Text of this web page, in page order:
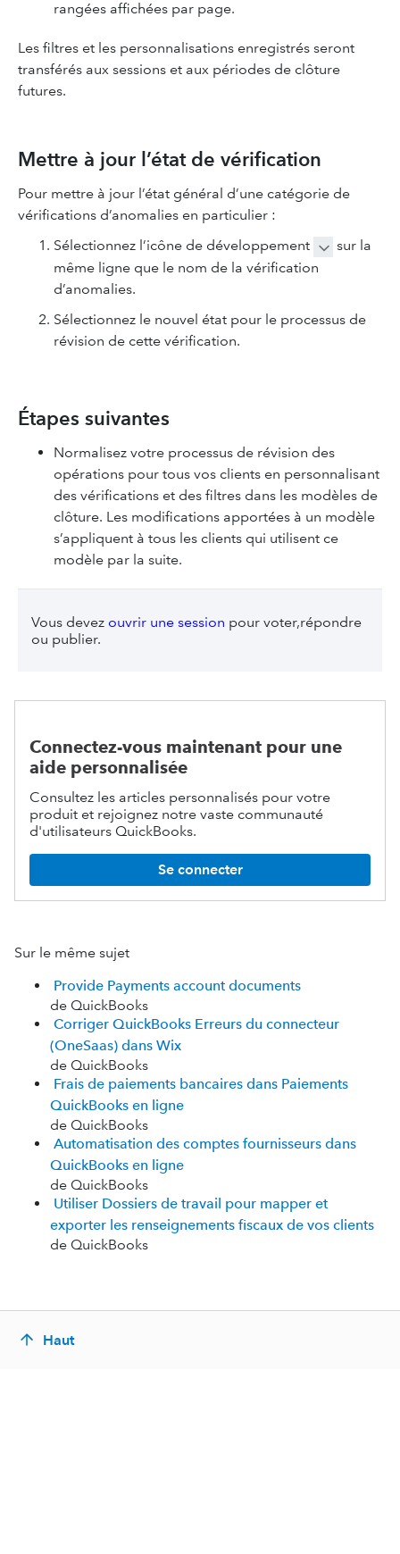
rangées affichées par page.
Les filtres et les personnalisations enregistrés seront
transférés aux sessions et aux périodes de clôture
futures.
Mettre à jour l’état de vérification
Pour mettre à jour l’état général d’une catégorie de
vérifications d’anomalies en particulier :
Sélectionnez l’icône de développement
sur la
même ligne que le nom de la vérification
d’anomalies.
Sélectionnez le nouvel état pour le processus de
révision de cette vérification.
Étapes suivantes
Normalisez votre processus de révision des
opérations pour tous vos clients en personnalisant
des vérifications et des filtres dans les modèles de
clôture. Les modifications apportées à un modèle
s’appliquent à tous les clients qui utilisent ce
modèle par la suite.
Vous devez ouvrir une session pour voter,répondre
ou publier.
Connectez-vous maintenant pour une
aide personnalisée
Consultez les articles personnalisés pour votre
produit et rejoignez notre vaste communauté
d'utilisateurs QuickBooks.
Se connecter
Sur le même sujet
Provide Payments account documents
de QuickBooks
Corriger QuickBooks Erreurs du connecteur
(OneSaas) dans Wix
de QuickBooks
Frais de paiements bancaires dans Paiements
QuickBooks en ligne
de QuickBooks
Automatisation des comptes fournisseurs dans
QuickBooks en ligne
de QuickBooks
Utiliser Dossiers de travail pour mapper et
exporter les renseignements fiscaux de vos clients
de QuickBooks
Haut